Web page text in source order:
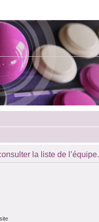
la liste de l’équipe.